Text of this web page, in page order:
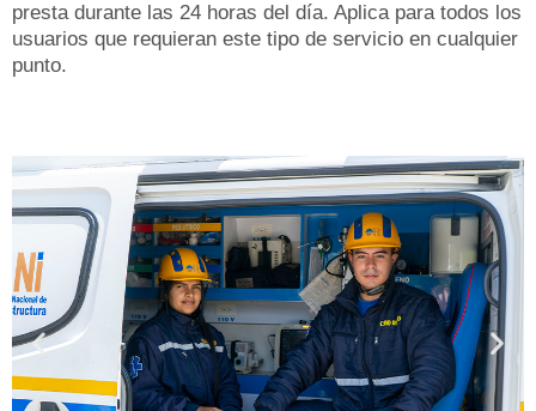
presta durante las 24 horas del día. Aplica para todos los
usuarios que requieran este tipo de servicio en cualquier
punto.